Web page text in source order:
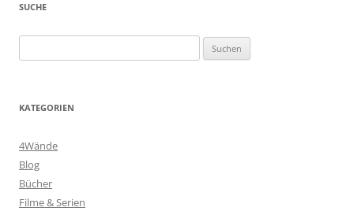
SUCHE
nach:
KATEGORIEN
4Wände
Blog
Bücher
Filme & Serien